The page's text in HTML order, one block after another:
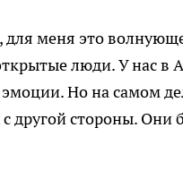
для меня это
люди. У нас в
Но на самом
другой стороны.